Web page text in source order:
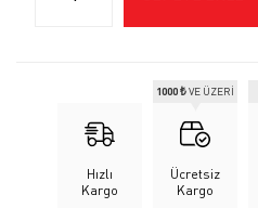
Hızlı
Kargo
Ücretsiz
Kargo
1000 ₺VE ÜZERİ